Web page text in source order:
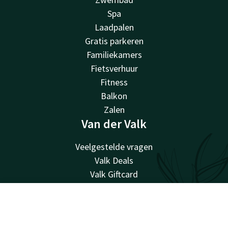
Spa
Laadpalen
Gratis parkeren
Familiekamers
Fietsverhuur
Fitness
Balkon
Zalen
Van der Valk
Veelgestelde vragen
Valk Deals
Valk Giftcard